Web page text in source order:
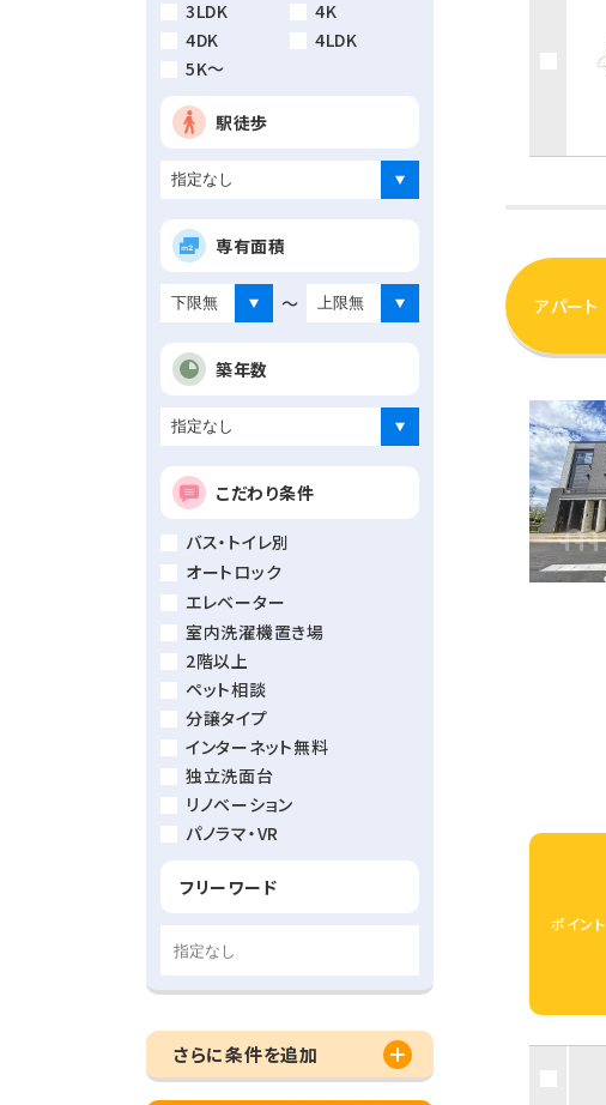
3LDK
4K
4DK
4LDK
5K～
駅徒歩
専有面積
～
築年数
こだわり条件
バス・トイレ別
オートロック
エレベーター
室内洗濯機置き場
2階以上
ペット相談
分譲タイプ
インターネット無料
独立洗面台
リノベーション
パノラマ・VR
フリーワード
さらに条件を追加
アパート
ポイント